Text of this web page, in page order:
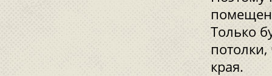
Только
края.